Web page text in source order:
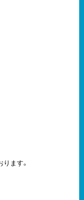
ます。